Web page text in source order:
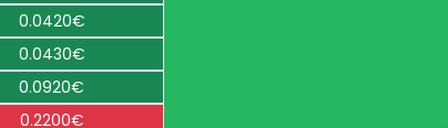
0.0420€
0.0430€
0.0920€
0.2200€